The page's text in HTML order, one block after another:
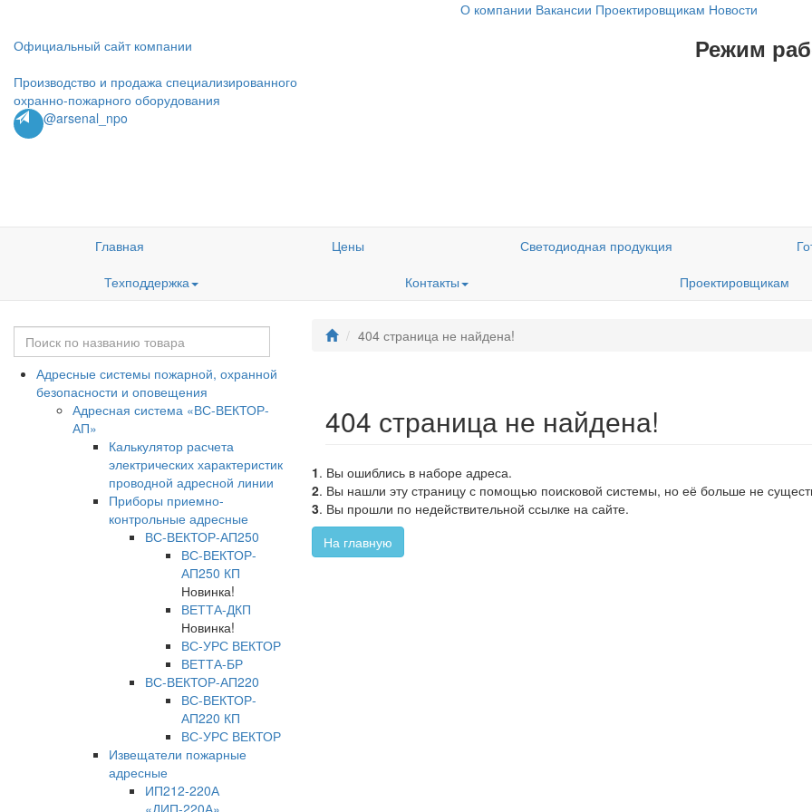
О компании Вакансии Проектировщикам Новости
Официальный сайт компании
Производство и продажа специализированного
охранно-пожарного оборудования
@arsenal_npo
Режим
Главная Цены Светодиодная продукция
Техподдержка
Контакты Проектировщикам
Адресные системы пожарной, охранной
безопасности и оповещения
Адресная система «ВС-ВЕКТОР-
АП»
Калькулятор расчета
электрических характеристик
проводной адресной линии
Приборы приемно-
контрольные адресные
ВС-ВЕКТОР-АП250
ВС-ВЕКТОР-
АП250 КП
Новинка!
ВЕТТА-ДКП
Новинка!
ВС-УРС ВЕКТОР
ВЕТТА-БР
ВС-ВЕКТОР-АП220
ВС-ВЕКТОР-
АП220 КП
ВС-УРС ВЕКТОР
Извещатели пожарные
адресные
ИП212-220А
404 страница не найдена!
404 страница не найдена!
1. Вы ошиблись в наборе адреса.
2. Вы нашли эту страницу с помощью поисковой системы, но её больше не
3. Вы прошли по недействительной ссылке на сайте.
На главную